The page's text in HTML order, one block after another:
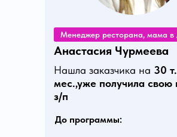
Анастасия Чурмеева
Менеджер ресторана, мама в
Нашла заказчика на 30
мес.,уже получила свою
з/п
До программы: